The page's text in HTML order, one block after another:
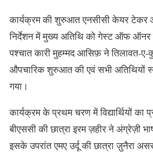
कार्यक्रम की शुरुआत एनसीसी केयर
निर्देशन में मुख्य अतिथि को गेस्ट ऑफ
पश्चात कारी मुहम्मद आसिफ़ ने तिलावत-
औपचारिक शुरुआत की एवं सभी अतिथियों
गया।
कार्यक्रम के प्रथम चरण में विद्यार्थियों का
बीएससी की छात्रा इरम ज़हीर ने अंग्रेज़ी
इसके उपरांत एमए उर्दू की छात्रा ज़ुनैरा